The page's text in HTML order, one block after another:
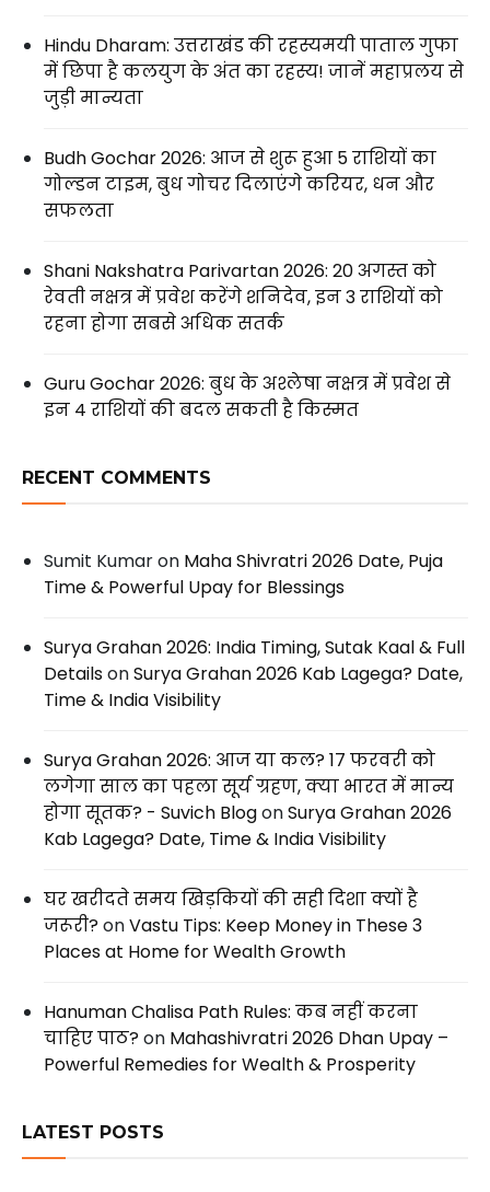
Hindu Dharam: उत्तराखंड की रहस्यमयी पाताल गुफा
में छिपा है कलयुग के अंत का रहस्य! जानें महाप्रलय से
जुड़ी मान्यता
Budh Gochar 2026: आज से शुरू हुआ 5 राशियों का
गोल्डन टाइम, बुध गोचर दिलाएंगे करियर, धन और
सफलता
Shani Nakshatra Parivartan 2026: 20 अगस्त को
रेवती नक्षत्र में प्रवेश करेंगे शनिदेव, इन 3 राशियों को
रहना होगा सबसे अधिक सतर्क
Guru Gochar 2026: बुध के अश्लेषा नक्षत्र में प्रवेश से
इन 4 राशियों की बदल सकती है किस्मत
RECENT COMMENTS
Sumit Kumaron Maha Shivratri 2026 Date, Puja
Time & Powerful Upay for Blessings
Surya Grahan 2026: India Timing, Sutak Kaal & Full
DetailsonSurya Grahan 2026 Kab Lagega? Date,
Time & India Visibility
Surya Grahan 2026: आज या कल? 17 फरवरी को
लगेगा साल का पहला सूर्य ग्रहण, क्या भारत में मान्य
होगा सूतक? - Suvich BlogonSurya Grahan 2026
Kab Lagega? Date, Time & India Visibility
घर खरीदते समय खिड़कियों की सही दिशा क्यों है
जरूरी?onVastu Tips: Keep Money in These 3
Places at Home for Wealth Growth
Hanuman Chalisa Path Rules: कब नहीं करना
चाहिए पाठ?on Mahashivratri 2026 Dhan Upay –
Powerful Remedies for Wealth & Prosperity
LATEST POSTS